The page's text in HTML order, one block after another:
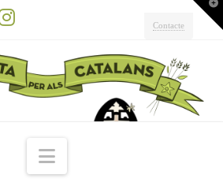
Contacte
Navigation